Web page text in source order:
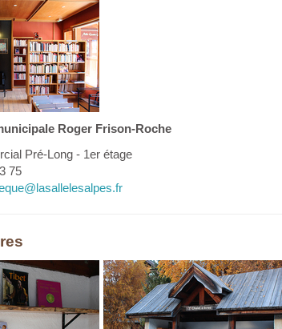
Roger Frison-Roche
Pré-Long - 1er étage
75